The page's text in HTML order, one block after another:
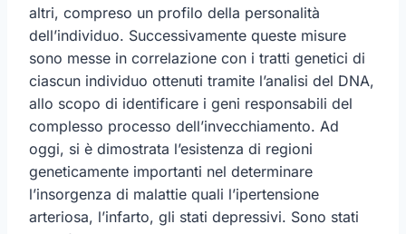
altri, compreso un profilo della personalità
dell’individuo. Successivamente queste misure
sono messe in correlazione con i tratti genetici di
ciascun individuo ottenuti tramite l’analisi del DNA,
allo scopo di identificare i geni responsabili del
complesso processo dell’invecchiamento. Ad
oggi, si è dimostrata l’esistenza di regioni
geneticamente importanti nel determinare
l’insorgenza di malattie quali l’ipertensione
arteriosa, l’infarto, gli stati depressivi. Sono stati